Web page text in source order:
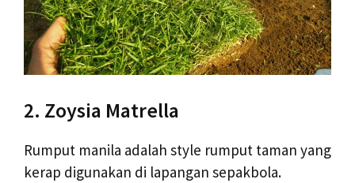
2. Zoysia Matrella
Rumput manila adalah style rumput taman yang
kerap digunakan di lapangan sepakbola.